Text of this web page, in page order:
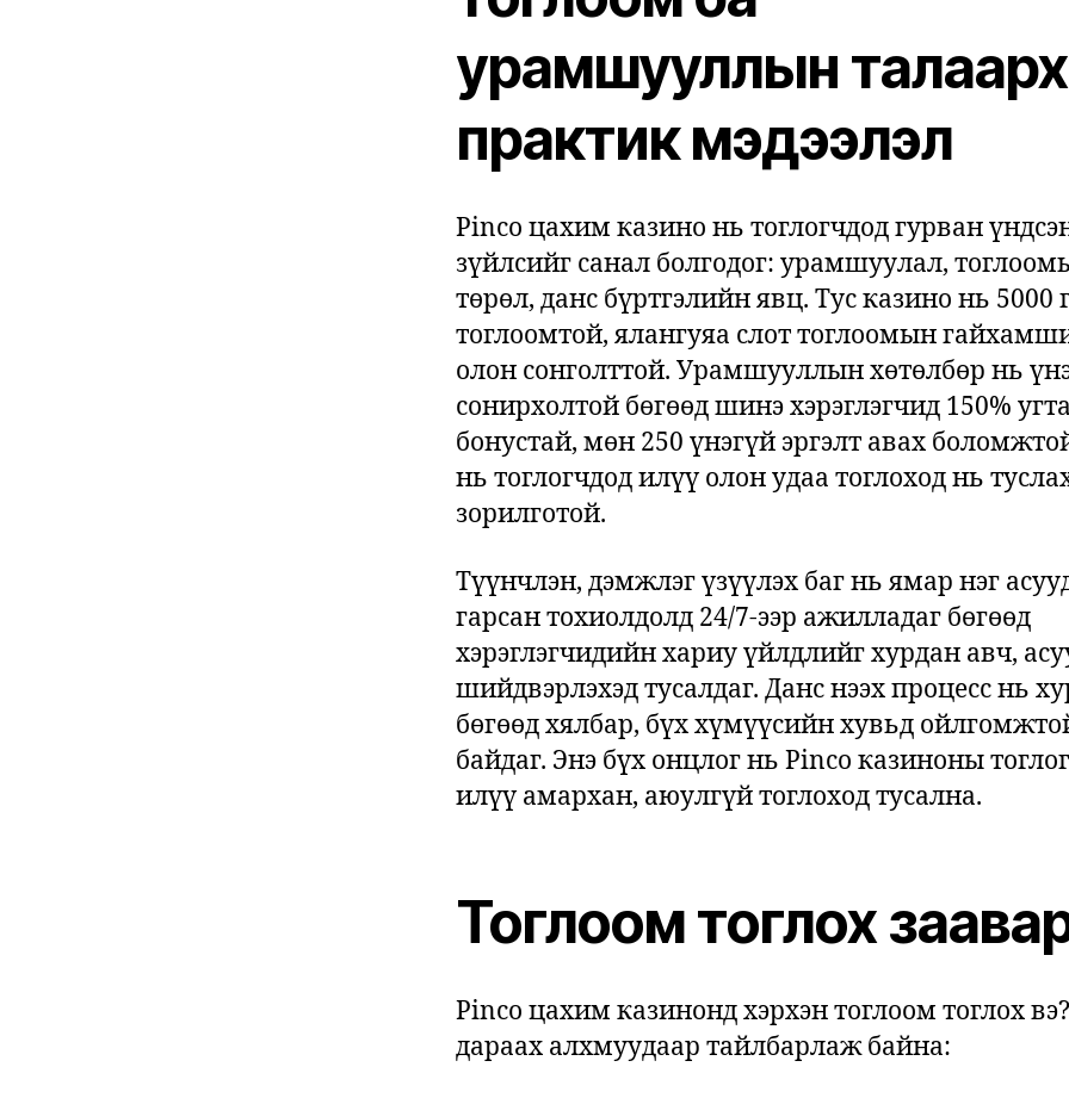
урамшууллын талаарх
практик мэдээлэл
Pinco цахим казино нь тоглогчдод гурван
зүйлсийг санал болгодог: урамшуулал,
төрөл, данс бүртгэлийн явц. Тус казино нь 5000
тоглоомтой, ялангуяа слот тоглоомын
олон сонголттой. Урамшууллын хөтөлбөр нь
сонирхолтой бөгөөд шинэ хэрэглэгчид 150%
бонустай, мөн 250 үнэгүй эргэлт авах
нь тоглогчдод илүү олон удаа тоглоход нь
зорилготой.
Түүнчлэн, дэмжлэг үзүүлэх баг нь ямар нэг
гарсан тохиолдолд 24/7-ээр ажилладаг бөгөөд
хэрэглэгчидийн хариу үйлдлийг хурдан авч,
шийдвэрлэхэд тусалдаг. Данс нээх процесс нь
бөгөөд хялбар, бүх хүмүүсийн хувьд
байдаг. Энэ бүх онцлог нь Pinco казиноны
илүү амархан, аюулгүй тоглоход тусална.
Тоглоом тоглох
Pinco цахим казинонд хэрхэн тоглоом тоглох
дараах алхмуудаар тайлбарлаж байна: